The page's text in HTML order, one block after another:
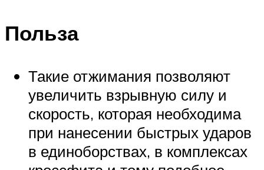
Польза
Такие отжимания позволяют
увеличить взрывную силу и
скорость, которая необходима
при нанесении быстрых ударов
в единоборствах, в комплексах